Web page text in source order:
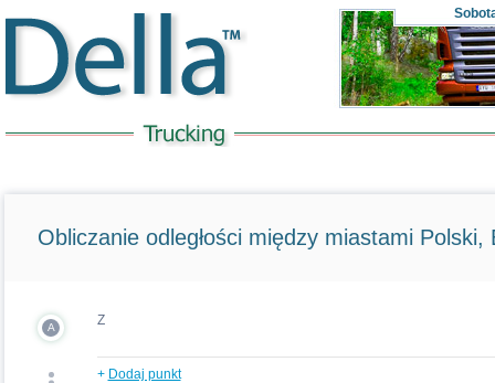
Obliczanie odległości między miastami Polski,
A Z
+ Dodaj punkt